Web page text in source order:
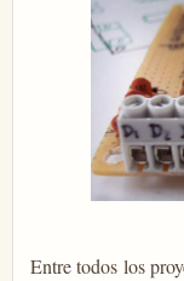
Entre todos los